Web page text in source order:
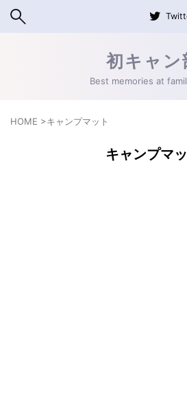
初キャン
Best memories at
HOME >キャンプマット
キャンプマ